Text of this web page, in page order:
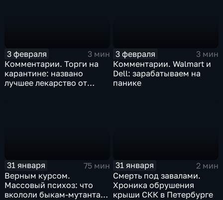
3 февраля
3 мин
Комментарии. Торги на
карантине: названо
лучшее лекарство от
3 февраля
3 мин
Комментарии. Walmart и
Dell: зарабатываем на
панике
31 января
75 мин
Верным курсом.
Массовый психоз: что
вкололи быкам-мутантам,
31 января
2 мин
Смерть под завалами.
Хроника обрушения
крыши СКК в Петербурге